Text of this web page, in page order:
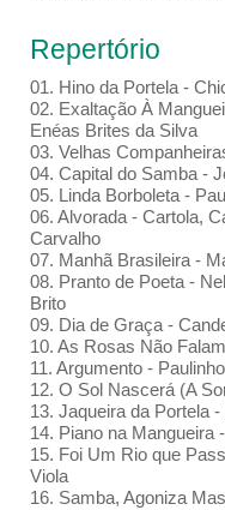
Repertório
01. Hino da Portela -
02. Exaltação À
Enéas Brites da Silva
03. Velhas
04. Capital do Samba -
05. Linda Borboleta -
06. Alvorada - Cartola,
Carvalho
07. Manhã Brasileira -
08. Pranto de Poeta -
Brito
09. Dia de Graça -
10. As Rosas Não
11. Argumento -
12. O Sol Nascerá (A
13. Jaqueira da Portela -
14. Piano na Mangueira
15. Foi Um Rio que
Viola
16. Samba, Agoniza